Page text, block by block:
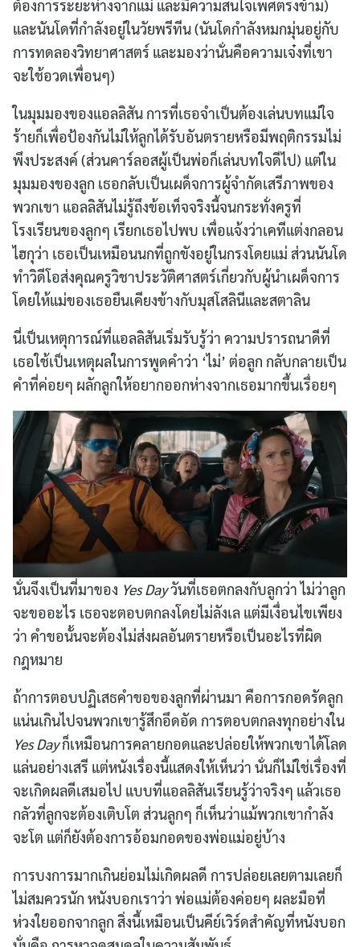
ต้องการระยะห่างจากแม่ และมีความสนใจเพศตรงข้าม)
และนันโดที่กำลังอยู่ในวัยพรีทีน (นันโดกำลังหมกมุ่นอยู่กับ
การทดลองวิทยาศาสตร์ และมองว่านั่นคือความเจ๋งที่เขา
จะใช้อวดเพื่อนๆ)
ในมุมมองของแอลลิสัน การที่เธอจำเป็นต้องเล่นบทแม่ใจ
ร้ายก็เพื่อป้องกันไม่ให้ลูกได้รับอันตรายหรือมีพฤติกรรมไม่
พึงประสงค์ (ส่วนคาร์ลอสผู้เป็นพ่อก็เล่นบทใจดีไป) แต่ใน
มุมมองของลูก เธอกลับเป็นเผด็จการผู้จำกัดเสรีภาพของ
พวกเขา แอลลิสันไม่รู้ถึงข้อเท็จจริงนี้จนกระทั่งครูที่
โรงเรียนของลูกๆ เรียกเธอไปพบ เพื่อแจ้งว่าเคทีแต่งกลอน
ไฮกุว่า เธอเป็นเหมือนนกที่ถูกขังอยู่ในกรงโดยแม่ ส่วนนันโด
ทำวิดีโอส่งคุณครูวิชาประวัติศาสตร์เกี่ยวกับผู้นำเผด็จการ
โดยให้แม่ของเธอยืนเคียงข้างกับมุสโสลินีและสตาลิน
นี่เป็นเหตุการณ์ที่แอลลิสันเริ่มรับรู้ว่า ความปรารถนาดีที่
เธอใช้เป็นเหตุผลในการพูดคำว่า ‘ไม่’ ต่อลูก กลับกลายเป็น
คำที่ค่อยๆ ผลักลูกให้อยากออกห่างจากเธอมากขึ้นเรื่อยๆ
นั่นจึงเป็นที่มาของ Yes Dayวันที่เธอตกลงกับลูกว่า ไม่ว่าลูก
จะขออะไร เธอจะตอบตกลงโดยไม่ลังเล แต่มีเงื่อนไขเพียง
ว่า คำขอนั้นจะต้องไม่ส่งผลอันตรายหรือเป็นอะไรที่ผิด
กฎหมาย
ถ้าการตอบปฏิเสธคำขอของลูกที่ผ่านมา คือการกอดรัดลูก
แน่นเกินไปจนพวกเขารู้สึกอึดอัด การตอบตกลงทุกอย่างใน
Yes Dayก็เหมือนการคลายกอดและปล่อยให้พวกเขาได้โลด
แล่นอย่างเสรี แต่หนังเรื่องนี้แสดงให้เห็นว่า นั่นก็ไม่ใช่เรื่องที่
จะเกิดผลดีเสมอไป แบบที่แอลลิสันเรียนรู้ว่าจริงๆ แล้วเธอ
กลัวที่ลูกจะต้องเติบโต ส่วนลูกๆ ก็เห็นว่าแม้พวกเขากำลัง
จะโต แต่ก็ยังต้องการอ้อมกอดของพ่อแม่อยู่บ้าง
การบงการมากเกินย่อมไม่เกิดผลดี การปล่อยเลยตามเลยก็
ไม่สมควรนัก หนังบอกเราว่า พ่อแม่ต้องค่อยๆ ผละมือที่
ห่วงใยออกจากลูก สิ่งนี้เหมือนเป็นคีย์เวิร์ดสำคัญที่หนังบอก